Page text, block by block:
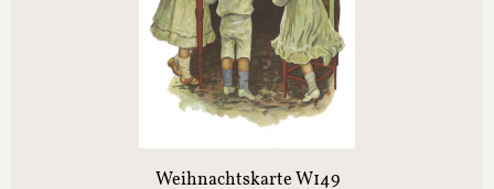
Weihnachtskarte W149